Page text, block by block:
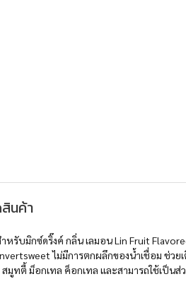
นค้า
หรับมิกซ์ดริ๊งค์ กลิ่น เลมอน Lin Fruit
ไม่มีการตกผลึกของน้ำเชื่อม ช่ว
สมูทตี้ ม็อกเทล ค็อกเทล และสามารถใช้เป็น